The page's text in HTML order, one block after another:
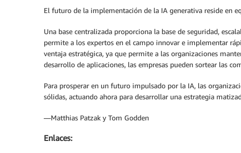
El futuro de la implementación de la IA generativa reside en
Una base centralizada proporciona la base de seguridad,
permite a los expertos en el campo innovar e implementar
ventaja estratégica, ya que permite a las organizaciones
desarrollo de aplicaciones, las empresas pueden sortear las
Para prosperar en un futuro impulsado por la IA, las
sólidas, actuando ahora para desarrollar una estrategia
—Matthias Patzak y Tom Godden
Enlaces: